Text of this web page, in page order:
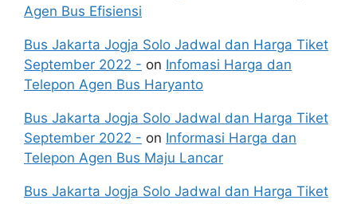
Agen Bus Efisiensi
Bus Jakarta Jogja Solo Jadwal dan Harga Tiket
September 2022 - on Infomasi Harga dan
Telepon Agen Bus Haryanto
Bus Jakarta Jogja Solo Jadwal dan Harga Tiket
September 2022 - on Informasi Harga dan
Telepon Agen Bus Maju Lancar
Bus Jakarta Jogja Solo Jadwal dan Harga Tiket